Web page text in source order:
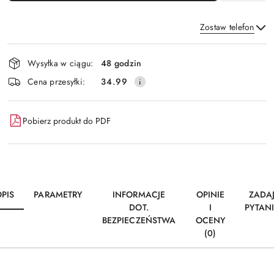
Zostaw telefon
Wyślij
Dostępność
i
dostawa
Wysyłka w ciągu:
48 godzin
Cena przesyłki:
34.99
Pobierz produkt do PDF
PARAMETRY
INFORMACJE
DOT.
BEZPIECZEŃSTWA
OPINIE
I
OCENY
(0)